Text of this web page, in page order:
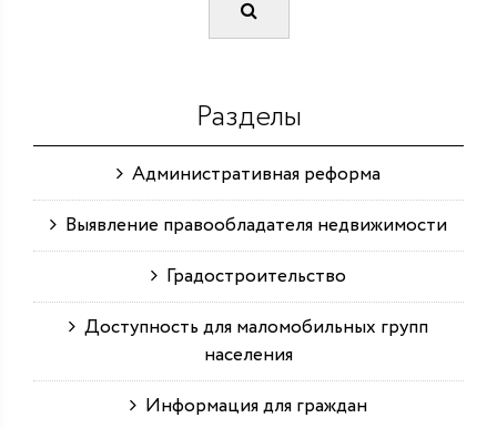
Разделы
Административная реформа
Выявление правообладателя недвижимости
Градостроительство
Доступность для маломобильных групп
населения
Информация для граждан